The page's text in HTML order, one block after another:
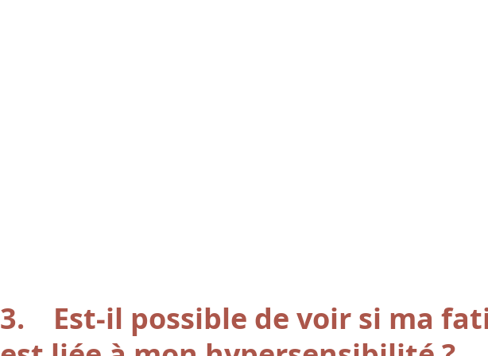
3.    Est-il possible de voir si ma